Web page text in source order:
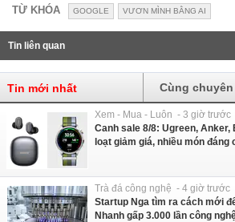
TỪ KHÓA GOOGLE VƯƠN MÌNH BẰNG AI
Tin liên quan
Tin mới nhất Cùng
Xem - Mua - Luôn - 3 giờ trước
Canh sale 8/8: Ugreen, Anker,
loạt giảm giá, nhiều món đáng
Trà đá công nghệ - 4 giờ trước
Startup Nga tìm ra cách mới
Nhanh gấp 3.000 lần công